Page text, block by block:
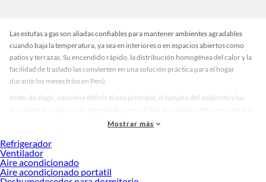
Las estufas a gas son aliadas confiables para mantener ambientes agradables
cuando baja la temperatura, ya sea en interiores o en espacios abiertos como
patios y terrazas. Su encendido rápido, la distribución homogénea del calor y la
facilidad de traslado las convierten en una solución práctica para el hogar
durante los meses fríos en Perú.
Antes de elegir, conviene definir el uso principal, el tamaño del ambiente y las
alternativas con distintos formatos, tecnologías de combustión y niveles de
controles sencillos para el día a día.
Tipos de estufas a gas y sus ventajas
Dentro de las estufas a gas más buscadas están las catalíticas, que aprovechan un
Mostrar más
Refrigerador
Ventilador
Aire acondicionado
Aire acondicionado portatil